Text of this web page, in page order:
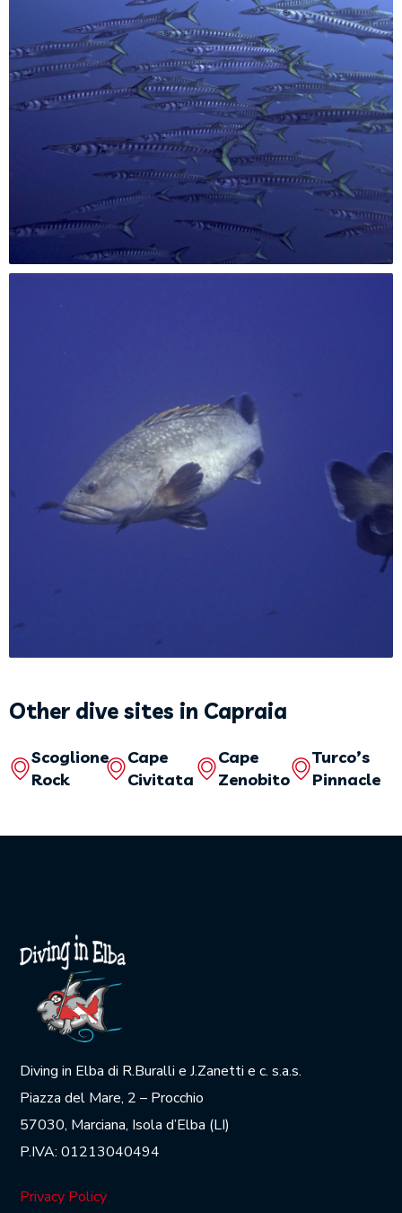
Other dive sites in Capraia
Scoglione
Rock
Cape
Civitata
Cape
Zenobito
Turco’s
Pinnacle
Diving in Elba di R.Buralli e J.Zanetti e c. s.a.s.
Piazza del Mare, 2 – Procchio
57030, Marciana, Isola d’Elba (LI)
P.IVA: 01213040494
Privacy Policy